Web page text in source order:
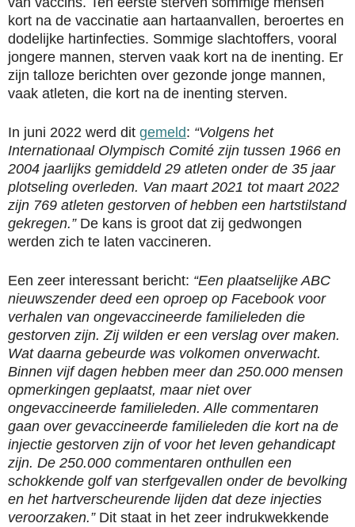
kort na de vaccinatie aan hartaanvallen, beroertes en
dodelijke hartinfecties. Sommige slachtoffers, vooral
jongere mannen, sterven vaak kort na de inenting. Er
zijn talloze berichten over gezonde jonge mannen,
vaak atleten, die kort na de inenting sterven.
In juni 2022 werd dit gemeld: “Volgens het
Internationaal Olympisch Comité zijn tussen 1966 en
2004 jaarlijks gemiddeld 29 atleten onder de 35 jaar
plotseling overleden. Van maart 2021 tot maart 2022
zijn 769 atleten gestorven of hebben een hartstilstand
gekregen.”De kans is groot dat zij gedwongen
werden zich te laten vaccineren.
Een zeer interessant bericht: “Een plaatselijke ABC
nieuwszender deed een oproep op Facebook voor
verhalen van ongevaccineerde familieleden die
gestorven zijn. Zij wilden er een verslag over maken.
Wat daarna gebeurde was volkomen onverwacht.
Binnen vijf dagen hebben meer dan 250.000 mensen
opmerkingen geplaatst, maar niet over
ongevaccineerde familieleden. Alle commentaren
gaan over gevaccineerde familieleden die kort na de
injectie gestorven zijn of voor het leven gehandicapt
zijn. De 250.000 commentaren onthullen een
schokkende golf van sterfgevallen onder de bevolking
en het hartverscheurende lijden dat deze injecties
veroorzaken.”Dit staat in het zeer indrukwekkende